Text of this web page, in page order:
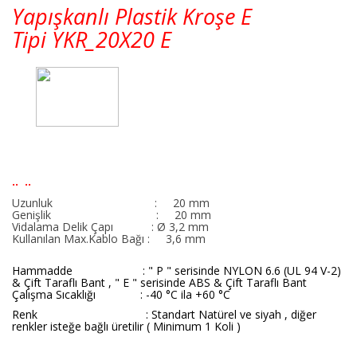
Yapışkanlı Plastik Kroşe E
Tipi YKR_ 20X20 E
.. ..
Uzunluk : 20 mm
Genişlik : 20 mm
Vidalama Delik Çapı : Ø 3,2 mm
Kullanılan Max.Kablo Bağı : 3,6 mm
Hammadde : " P " serisinde NYLON 6.6 (UL 94 V-2)
& Çift Taraflı Bant , " E " serisinde ABS & Çift Taraflı Bant
Çalışma Sıcaklığı : -40 °C ila +60 °C
Renk : Standart Natürel ve siyah , diğer
renkler isteğe bağlı üretilir ( Minimum 1 Koli )